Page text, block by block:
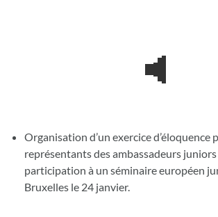
Organisation d’un exercice d’éloquence
représentants des ambassadeurs
participation à un séminaire européen
Bruxelles le 24 janvier.